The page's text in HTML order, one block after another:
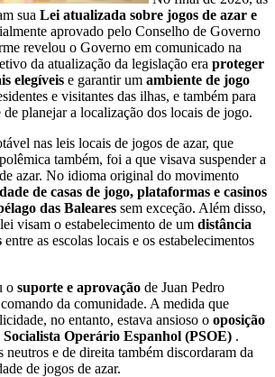
sua Lei atualizada sobre jogos de azar e
aprovado pelo Conselho de Governo
revelou o Governo em comunicado na
da atualização da legislação era proteger
elegíveis e garantir um ambiente de jogo
e visitantes das ilhas, e também para
de planejar a localização dos locais de jogo.
nas leis locais de jogos de azar, que
também, foi a que visava suspender a
azar. No idioma original do movimento
de casas de jogo, plataformas e casinos
das Baleares sem exceção. Além disso,
visam o estabelecimento de um distância
entre as escolas locais e os estabelecimentos
o suporte e aprovação de Juan Pedro
da comunidade. A medida que
no entanto, estava ansioso o oposição
Operário Espanhol (PSOE) .
e de direita também discordaram da
de jogos de azar.